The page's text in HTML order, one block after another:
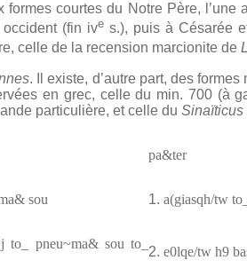
courtes du Notre Père, l’une
(fin ives.), puis à Césarée
celle de la recension marcionite de
. Il existe, d’autre part, des
en grec, celle du min. 700 (à
particulière, et celle du Sinaïticus
pa&ter
sou 1.a(giasqh/tw
to_ pneu~ma& sou to_
2.e0lqe/tw h9